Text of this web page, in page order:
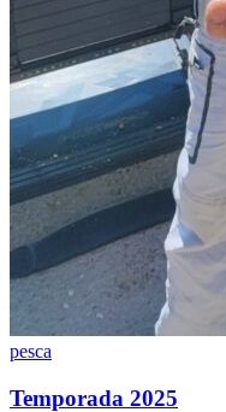
pesca
Temporada 2025